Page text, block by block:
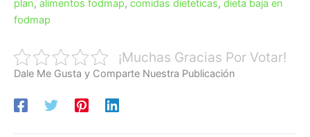
plan, alimentos fodmap, comidas dieteticas, dieta baja en
fodmap
¡Muchas Gracias Por Votar!
Dale Me Gusta y Comparte Nuestra Publicación